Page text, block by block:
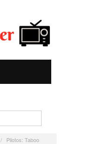
/ Pilotos: Taboo